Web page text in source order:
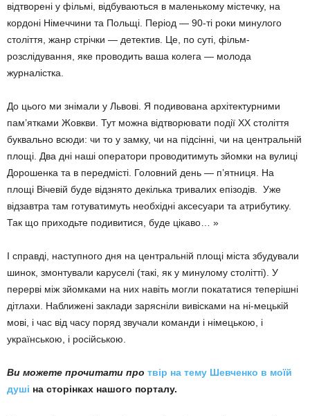
відтворені у фільмі, відбуваються в маленькому містечку, на
кордоні Німеччини та Польщі. Період — 90-ті роки минулого
століття, жанр стрічки — детектив. Це, по суті, фільм-
розслідування, яке проводить ваша колега — молода
журналістка.
До цього ми знімали у Львові. Я подивована архітектурними
пам’ятками Жовкви. Тут можна відтворювати події ХХ століття
буквально всюди: чи то у замку, чи на підсінні, чи на центральній
площі. Два дні наші оператори проводитимуть зйомки на вулиці
Дорошенка та в передмісті. Головний день — п’ятниця. На
площі Вічевій буде відзнято декілька тривалих епізодів. Уже
відзавтра там готуватимуть необхідні аксесуари та атрибутику.
Так що приходьте подивитися, буде цікаво… »
І справді, наступного дня на центральній площі міста збудували
шинок, змонтували каруселі (такі, як у минулому столітті). У
перерві між зйомками на них навіть могли покататися теперішні
дітлахи. Наближені заклади зарясніли вивісками на ні-мецькій
мові, і час від часу поряд звучали команди і німецькою, і
українською, і російською.
Ви можете прочитати про твір на тему Шевченко в моїй
душі на сторінках нашого порталу.